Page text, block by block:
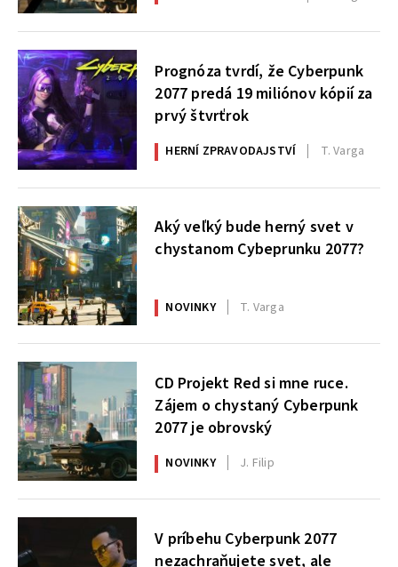
Prognóza tvrdí, že Cyberpunk
2077 predá 19 miliónov kópií za
prvý štvrťrok
HERNÍ ZPRAVODAJSTVÍ T. Varga
Aký veľký bude herný svet v
chystanom Cybeprunku 2077?
NOVINKY T. Varga
CD Projekt Red si mne ruce.
Zájem o chystaný Cyberpunk
2077 je obrovský
NOVINKY J. Filip
V príbehu Cyberpunk 2077
nezachraňujete svet, ale